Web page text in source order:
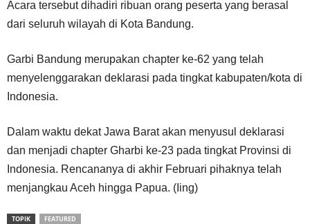
Acara tersebut dihadiri ribuan orang peserta yang berasal
dari seluruh wilayah di Kota Bandung.
Garbi Bandung merupakan chapter ke-62 yang telah
menyelenggarakan deklarasi pada tingkat kabupaten/kota di
Indonesia.
Dalam waktu dekat Jawa Barat akan menyusul deklarasi
dan menjadi chapter Gharbi ke-23 pada tingkat Provinsi di
Indonesia. Rencananya di akhir Februari pihaknya telah
menjangkau Aceh hingga Papua. (Iing)
TOPIK FEATURED